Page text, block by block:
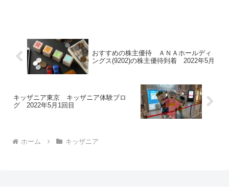
おすすめの株主優待 ＡＮＡホールディ
ングス(9202)の株主優待到着 2022年5月
キッザニア東京 キッザニア体験ブロ
グ 2022年5月1回目
ホーム キッザニア